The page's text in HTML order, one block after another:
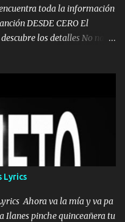
toda la información
DESDE CERO El
los detalles No nací
los Sueños , si no existe
me Levanto, Aprendo Del
❌ El Dinero
, Por Eso Manejo Todo
Se Sufre de Ego vengo Desde
Y Esfuerzo, Nada es
Princesa que A pesar de
Lyrics
Ahora va la mía y va pa
Ilanes pinche quinceañera tu